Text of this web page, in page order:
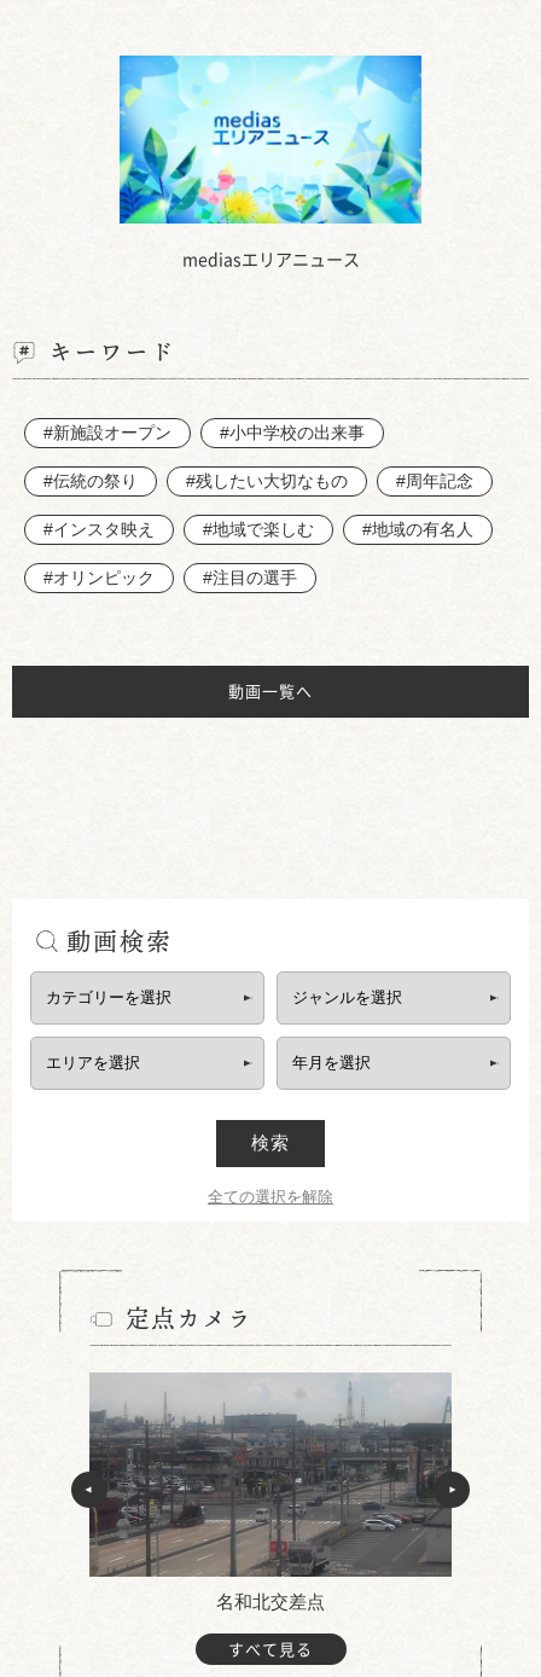
mediasエリアニュース
キーワード
#新施設オープン #小中学校の出来事
#伝統の祭り #残したい大切なもの #周年記念
#インスタ映え #地域で楽しむ #地域の有名人
#オリンピック #注目の選手
動画一覧へ
動画検索
検索
全ての選択を解除
定点カメラ
名和北交差点
すべて見る